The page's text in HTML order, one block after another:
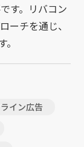
す。リバコン
ーチを通じ、
イン広告